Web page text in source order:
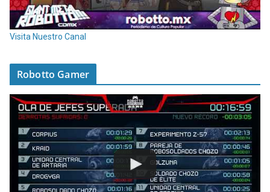
Visita Nuestro Canal
Robotto Gamer